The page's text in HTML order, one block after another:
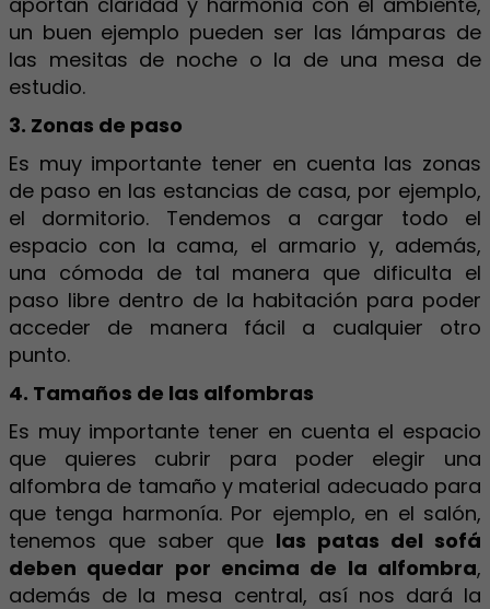
un buen ejemplo pueden ser las lámparas de
las mesitas de noche o la de una mesa de
estudio.
3. Zonas de paso
Es muy importante tener en cuenta las zonas
de paso en las estancias de casa, por ejemplo,
el dormitorio. Tendemos a cargar todo el
espacio con la cama, el armario y, además,
una cómoda de tal manera que dificulta el
paso libre dentro de la habitación para poder
acceder de manera fácil a cualquier otro
punto.
4. Tamaños de las alfombras
Es muy importante tener en cuenta el espacio
que quieres cubrir para poder elegir una
alfombra de tamaño y material adecuado para
que tenga harmonía. Por ejemplo, en el salón,
tenemos que saber que las patas del sofá
deben quedar por encima de la alfombra,
además de la mesa central, así nos dará la